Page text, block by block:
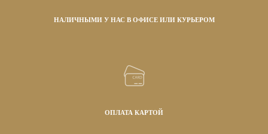
НАЛИЧНЫМИ У НАС В ОФИСЕ ИЛИ КУРЬЕРОМ
ОПЛАТА КАРТОЙ